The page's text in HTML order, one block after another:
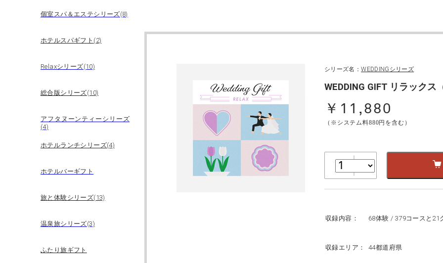
個室スパ＆エステシリーズ(8)
ホテルスパギフト(2)
Relaxシリーズ(10)
総合版シリーズ(10)
アフタヌーンティーシリーズ
(4)
ホテルランチシリーズ(4)
ホテルバーギフト
旅と体験シリーズ(13)
温泉旅シリーズ(3)
ふたり旅ギフト
シリーズ名：WEDDINGシリーズ
WEDDING GIFT リラックス
￥11,880
（※システム料880円を含む）
収録内容： 68体験 / 379コースと21
収録エリア： 44都道府県